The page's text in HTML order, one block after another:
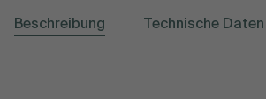
Beschreibung Technische Daten